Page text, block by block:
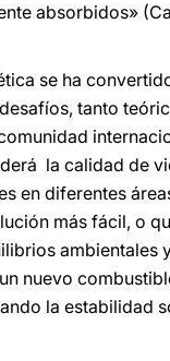
absorbidos»
se ha
tanto
la calidad de
en diferentes
más fácil, o
ambientales
nuevo
la estabilidad